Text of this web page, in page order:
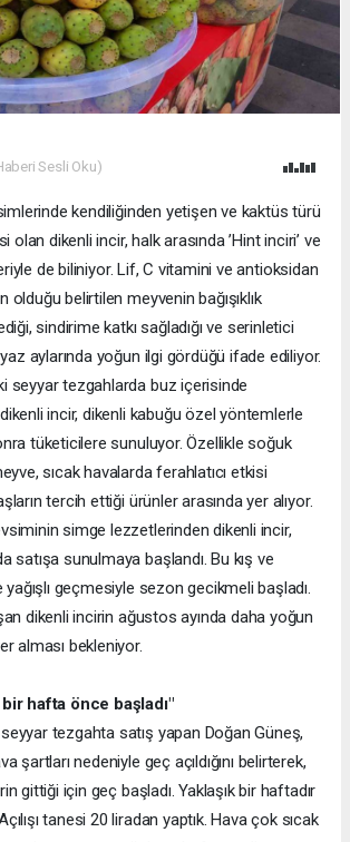
Sesli Oku)
kendiliğinden yetişen ve kaktüs türü
olan dikenli incir, halk arasında ’Hint inciri’ ve
de biliniyor. Lif, C vitamini ve antioksidan
olduğu belirtilen meyvenin bağışıklık
sindirime katkı sağladığı ve serinletici
aylarında yoğun ilgi gördüğü ifade ediliyor.
seyyar tezgahlarda buz içerisinde
incir, dikenli kabuğu özel yöntemlerle
tüketicilere sunuluyor. Özellikle soğuk
sıcak havalarda ferahlatıcı etkisi
tercih ettiği ürünler arasında yer alıyor.
simge lezzetlerinden dikenli incir,
satışa sunulmaya başlandı. Bu kış ve
yağışlı geçmesiyle sezon gecikmeli başladı.
dikenli incirin ağustos ayında daha yoğun
alması bekleniyor.
hafta önce başladı"
tezgahta satış yapan Doğan Güneş,
şartları nedeniyle geç açıldığını belirterek,
gittiği için geç başladı. Yaklaşık bir haftadır
tanesi 20 liradan yaptık. Hava çok sıcak